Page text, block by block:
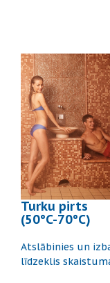
Turku pirts
(50°C-70°C)
Atslābinies un
līdzeklis